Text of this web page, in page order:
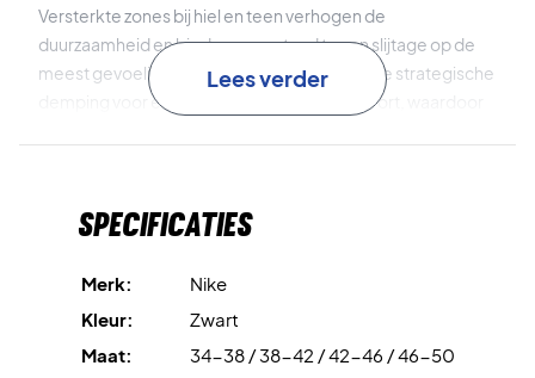
Versterkte zones bij hiel en teen verhogen de
duurzaamheid en bieden weerstand tegen slijtage op de
meest gevoelige plekken. Daarnaast zorgt de strategische
demping voor extra ondersteuning en comfort, waardoor
Speel met comfort en focus – bestel jouw Nike
Kleur: Zwart.
elastaan.
Lees verder
Specificaties
Merk:
Nike
Kleur:
Zwart
Maat:
34-38 / 38-42 / 42-46 / 46-50